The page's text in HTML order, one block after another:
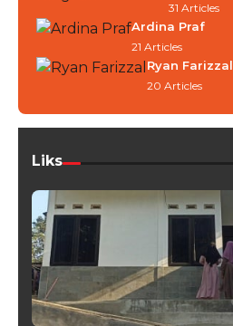
31 Articles
Ardina Praf
21 Articles
Ryan Farizzal
20 Articles
Liks